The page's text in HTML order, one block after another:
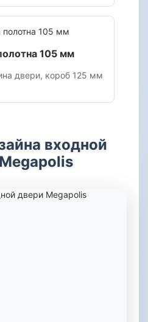
105 мм
двери, короб 125 мм
входной